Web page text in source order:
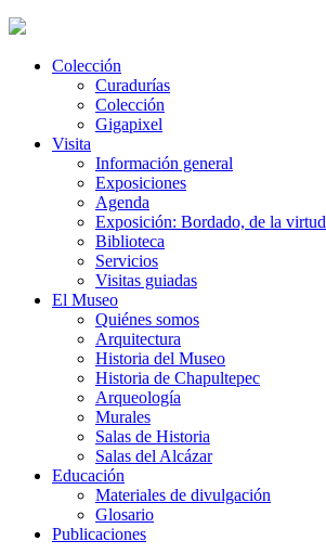
Colección
Curadurías
Colección
Gigapixel
Visita
Información general
Exposiciones
Agenda
Exposición: Bordado, de la virtud
Biblioteca
Servicios
Visitas guiadas
El Museo
Quiénes somos
Arquitectura
Historia del Museo
Historia de Chapultepec
Arqueología
Murales
Salas de Historia
Salas del Alcázar
Educación
Materiales de divulgación
Glosario
Publicaciones